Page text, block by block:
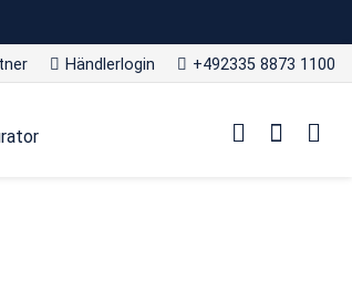
Händlerlogin +492335 8873 1100